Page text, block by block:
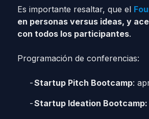
Es importante resaltar, que el
en personas versus ideas, y
con todos los participantes.
Programación de conferencias:
Startup Pitch Bootcamp:
Startup Ideation Bootcamp: